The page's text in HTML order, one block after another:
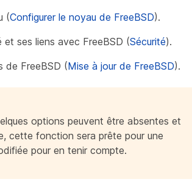
(Configurer le noyau de FreeBSD).
ses liens avec FreeBSD (Sécurité).
de FreeBSD (Mise à jour de FreeBSD).
options peuvent être absentes et
cette fonction sera prête pour une
pour en tenir compte.